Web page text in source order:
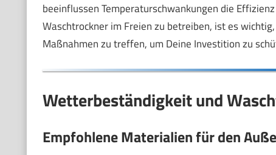
beeinflussen Temperaturschwankungen die
Waschtrockner im Freien zu betreiben, ist es
Maßnahmen zu treffen, um Deine Investition zu
Wetterbeständigkeit und
Empfohlene Materialien für den